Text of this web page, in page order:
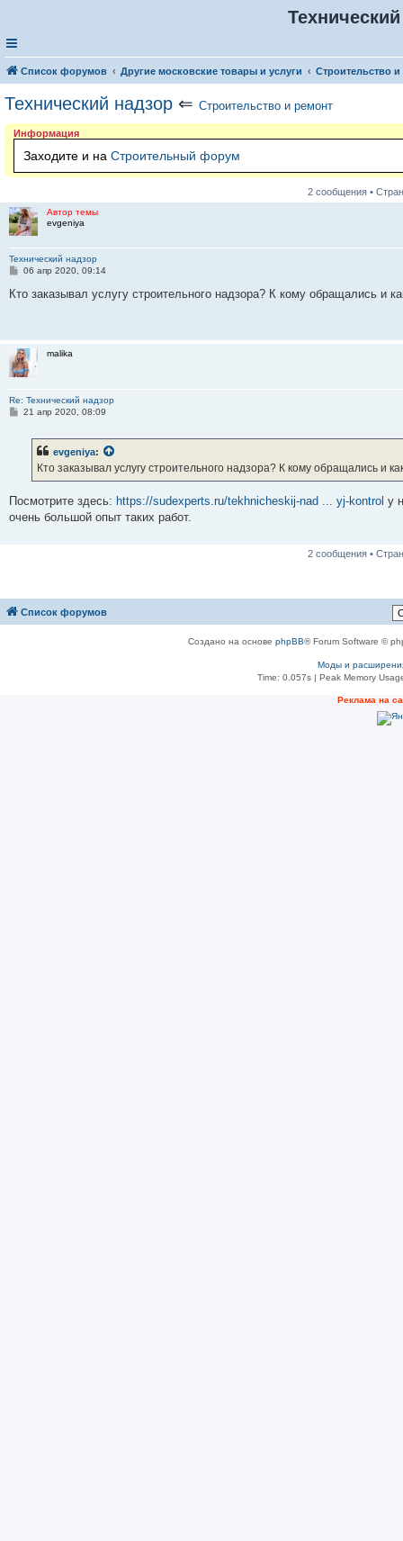
Список форумов Другие московские товары и услуги Строительство
Технический надзор ⇐ Строительство и ремонт
Информация
Заходите и на Строительный форум
2 сообщения •
Автор темы
evgeniya
Технический надзор
С
о
е
06 апр 2020, 09:14
Кто заказывал услугу строительного надзора? К кому обращались и
malika
Re: Технический надзор
С
е
21 апр 2020, 08:09
evgeniya:
Кто заказывал услугу строительного надзора? К кому обращались и
Посмотрите здесь: https://sudexperts.ru/tekhnicheskij-nad ... yj-kontrol у
очень большой опыт таких работ.
2 сообщения •
Список форумов
Создано на основе phpBB® Forum Software ©
Моды и
Time: 0.057s| Peak Memory
Реклама на